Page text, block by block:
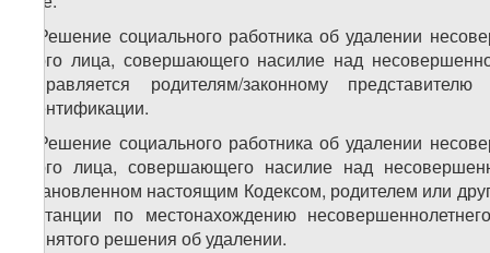
7. Решение социального работника об удалении
иного лица, совершающего насилие над
направляется родителям/законному
идентификации.
8. Решение социального работника об удалении
иного лица, совершающего насилие над
установленном настоящим Кодексом, родителем или
инстанции по местонахождению
принятого решения об удалении.